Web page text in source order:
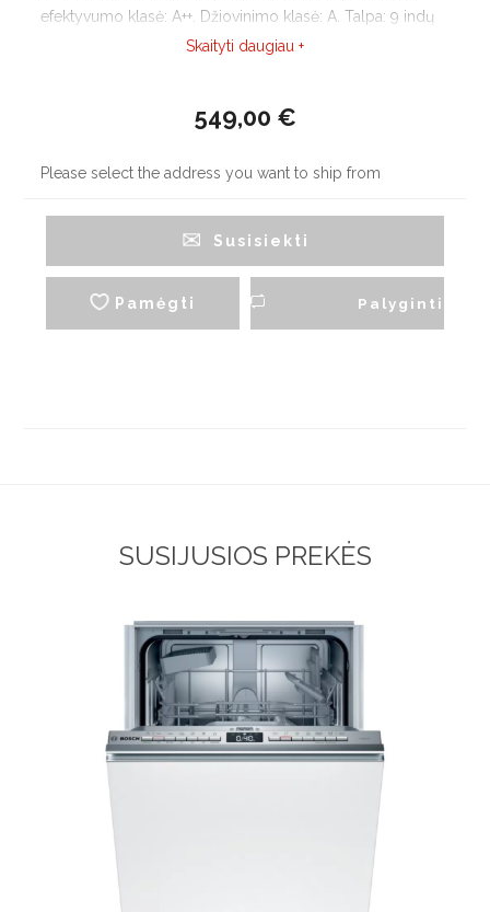
efektyvumo klasė: A++. Džiovinimo klasė: A. Talpa: 9 indų
komplektai. Home Connect įgalinta per WLAN. Efficient
Skaityti daugiau +
549,00 €
Please select the address you want to ship from
Pamėgti
Susisiekti
Palyginti
SUSIJUSIOS PREKĖS